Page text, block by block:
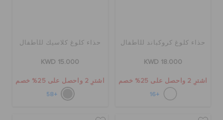
حذاء كلوغ كروكباند للأطفال
KWD 18.000
اشترِ 2 واحصل على 25% خصم
+16
حذاء كلوغ كلاسيك للأطفال
KWD 15.000
اشترِ 2 واحصل على 25% خصم
+58